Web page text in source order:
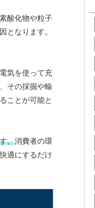
酸化物や粒子
となります。
気を使って充
その採掘や輸
ことが可能と
。消費者の環
適にするだけ